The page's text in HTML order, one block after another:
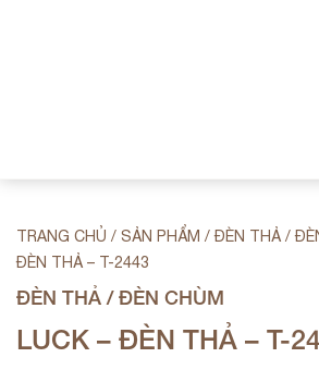
TRANG CHỦ / SẢN PHẨM / ĐÈN THẢ /
ĐÈN THẢ – T-2443
ĐÈN THẢ / ĐÈN CHÙM
LUCK – ĐÈN THẢ – T-